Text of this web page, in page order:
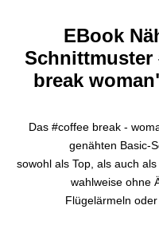
EBook
Schnittmuster
break
Das #coffee break -
genähten Basic-
sowohl als Top, als auch
wahlweise ohne
Flügelärmeln